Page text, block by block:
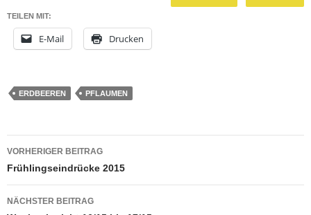
TEILEN MIT:
E-Mail Drucken
ERDBEEREN PFLAUMEN
Beitragsnavigation
VORHERIGER BEITRAG
Frühlingseindrücke 2015
NÄCHSTER BEITRAG